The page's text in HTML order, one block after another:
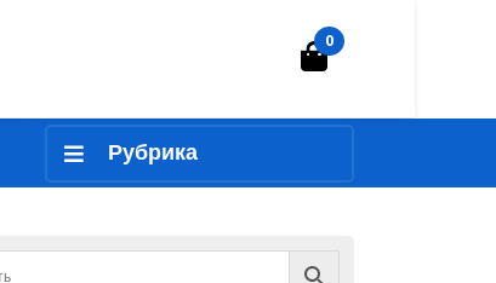
Корзина
0
Рубрика